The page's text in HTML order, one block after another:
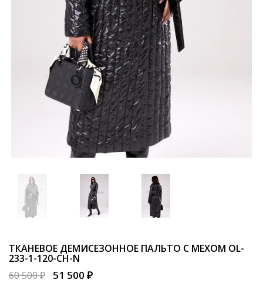
ТКАНЕВОЕ ДЕМИСЕЗОННОЕ ПАЛЬТО С МЕХОМ OL-
233-1-120-CH-N
60 500 ₽
51 500 ₽